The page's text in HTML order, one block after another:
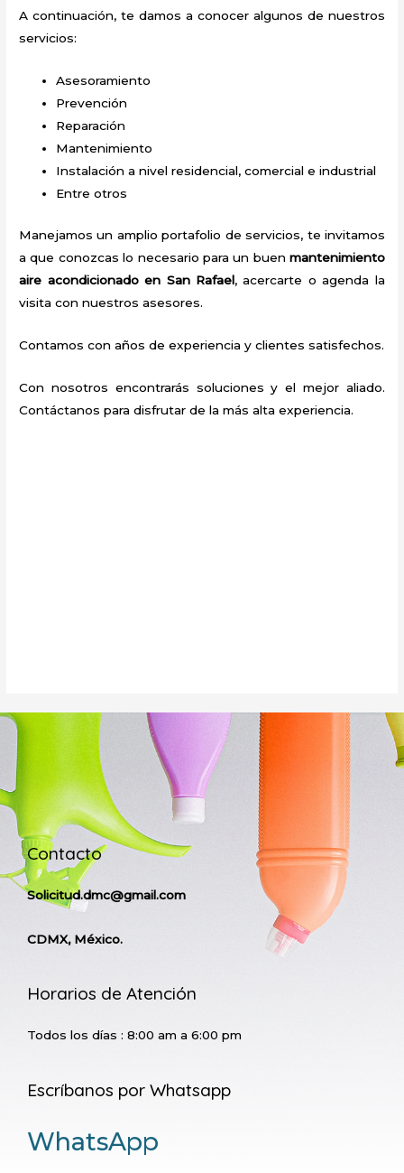
A continuación, te damos a conocer algunos de nuestros
servicios:
Asesoramiento
Prevención
Reparación
Mantenimiento
Instalación a nivel residencial, comercial e industrial
Entre otros
Manejamos un amplio portafolio de servicios, te invitamos
a que conozcas lo necesario para un buen mantenimiento
aire acondicionado en San Rafael, acercarte o agenda la
visita con nuestros asesores.
Contamos con años de experiencia y clientes satisfechos.
Con nosotros encontrarás soluciones y el mejor aliado.
Contáctanos para disfrutar de la más alta experiencia.
Contacto
Solicitud.dmc@gmail.com
CDMX, México.
Horarios de Atención
Todos los días : 8:00 am a 6:00 pm
Escríbanos por Whatsapp
WhatsApp